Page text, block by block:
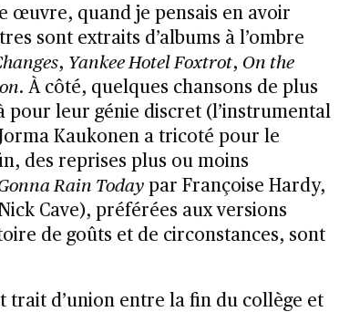
œuvre, quand je pensais en avoir
sont extraits d’albums à l’ombre
, Yankee Hotel Foxtrot, On the
. À côté, quelques chansons de plus
pour leur génie discret (l’instrumental
Kaukonen a tricoté pour le
des reprises plus ou moins
Rain Todaypar Françoise Hardy,
Cave), préférées aux versions
de goûts et de circonstances, sont
trait d’union entre la fin du collège et